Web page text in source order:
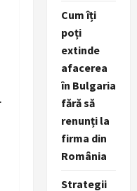
Cum îți
poți
extinde
afacerea
în Bulgaria
fără să
renunți la
firma din
România
Strategii